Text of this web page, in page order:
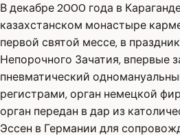
В декабре 2000 года в
казахстанском монастыре
первой святой мессе, в
Непорочного Зачатия, впервые
пневматический
регистрами, орган немецкой
орган передан в дар из
Эссен в Германии для